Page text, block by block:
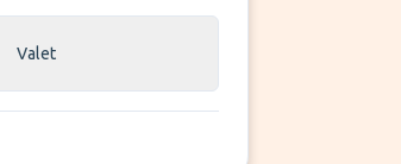
Valet